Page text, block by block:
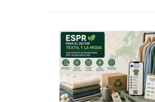
Huesca
Islas Baleares
Jaén
La Coruña
La Rioja
Las Palmas
León